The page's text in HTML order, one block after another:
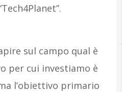
sul campo qual è
per cui investiamo è
l’obiettivo primario